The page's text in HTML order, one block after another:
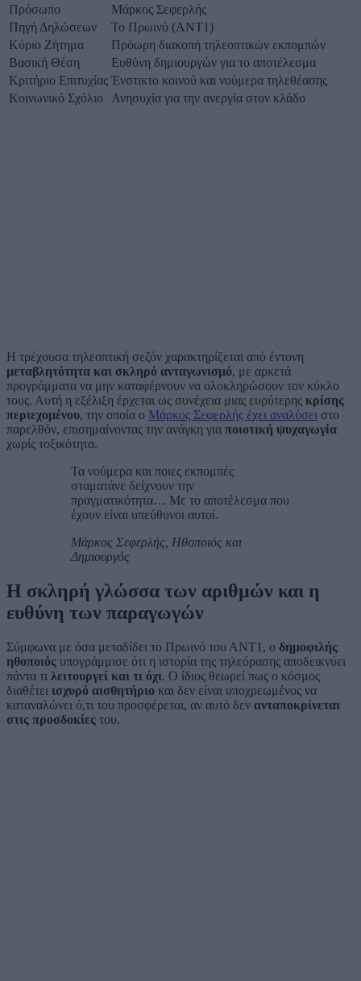
Πρόσωπο
Μάρκος Σεφερλής
Πηγή Δηλώσεων
Το Πρωινό (ΑΝΤ1)
Κύριο Ζήτημα
Πρόωρη διακοπή τηλεοπτικών εκπομπών
Βασική Θέση
Ευθύνη δημιουργών για το αποτέλεσμα
Κριτήριο Επιτυχίας Ένστικτο κοινού και νούμερα τηλεθέασης
Κοινωνικό Σχόλιο
Ανησυχία για την ανεργία στον κλάδο
Η τρέχουσα τηλεοπτική σεζόν χαρακτηρίζεται από έντονη
μεταβλητότητα και σκληρό ανταγωνισμό, με αρκετά
προγράμματα να μην καταφέρνουν να ολοκληρώσουν τον κύκλο
τους. Αυτή η εξέλιξη έρχεται ως συνέχεια μιας ευρύτερης κρίσης
περιεχομένου, την οποία ο Μάρκος Σεφερλής έχει αναλύσει στο
παρελθόν, επισημαίνοντας την ανάγκη για ποιοτική ψυχαγωγία
χωρίς τοξικότητα.
Τα νούμερα και ποιες εκπομπές
σταματάνε δείχνουν την
πραγματικότητα… Με το αποτέλεσμα που
έχουν είναι υπεύθυνοι αυτοί.
Μάρκος Σεφερλής, Ηθοποιός και
Δημιουργός
Η σκληρή γλώσσα των αριθμών και η
ευθύνη των παραγωγών
Σύμφωνα με όσα μεταδίδει το Πρωινό του ΑΝΤ1, ο δημοφιλής
ηθοποιός υπογράμμισε ότι η ιστορία της τηλεόρασης αποδεικνύει
πάντα τι λειτουργεί και τι όχι. Ο ίδιος θεωρεί πως ο κόσμος
διαθέτει ισχυρό αισθητήριο και δεν είναι υποχρεωμένος να
καταναλώνει ό,τι του προσφέρεται, αν αυτό δεν ανταποκρίνεται
στις προσδοκίες του.